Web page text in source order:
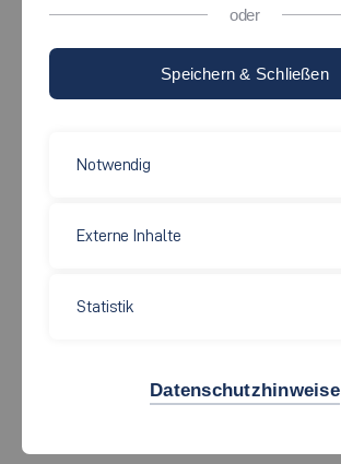
auf der Suche nach einer Expertenmeinung?
die benötigten Informationen oder vermittelt
oder
Speichern & Schließen
Notwendig
Externe Inhalte
Statistik
Datenschutzhinweise